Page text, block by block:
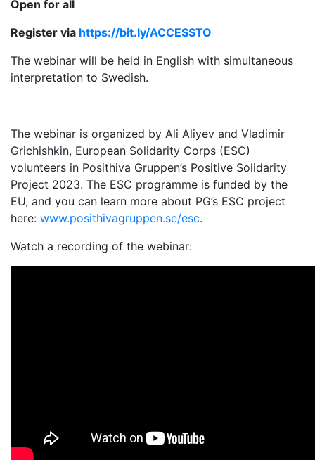
Open for all
Register via https://bit.ly/ACCESSTO
The webinar will be held in English with simultaneous
interpretation to Swedish.
The webinar is organized by Ali Aliyev and Vladimir
Grichishkin, European Solidarity Corps (ESC)
volunteers in Posithiva Gruppen’s Positive Solidarity
Project 2023. The ESC programme is funded by the
EU, and you can learn more about PG’s ESC project
here: www.posithivagruppen.se/esc.
Watch a recording of the webinar: